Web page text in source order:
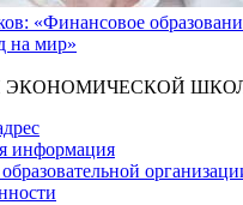
«Финансовое
на мир»
ЭКОНОМИЧЕСКОЙ
информация